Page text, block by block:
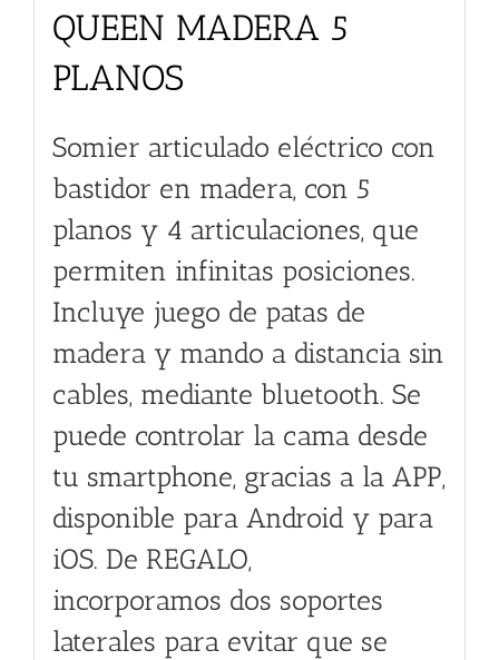
QUEEN MADERA 5
PLANOS
Somier articulado eléctrico con
bastidor en madera, con 5
planos y 4 articulaciones, que
permiten infinitas posiciones.
Incluye juego de patas de
madera y mando a distancia sin
cables, mediante bluetooth. Se
puede controlar la cama desde
tu smartphone, gracias a la APP,
disponible para Android y para
iOS. De REGALO,
incorporamos dos soportes
laterales para evitar que se